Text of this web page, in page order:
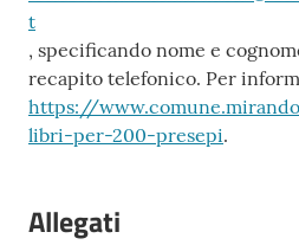
t
, specificando nome e
recapito telefonico. Per
https://
libri-per-200-presepi.
Allegati